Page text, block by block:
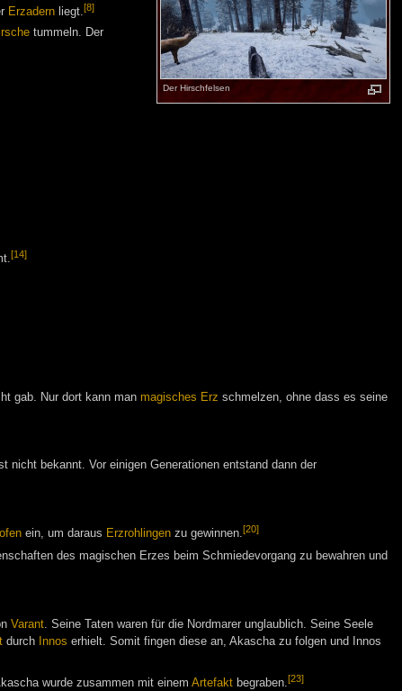
Der Hirschfelsen
Erzadern liegt.[8]
tummeln. Der
[14]
gab. Nur dort kann man magisches Erz schmelzen, ohne dass es seine
nicht bekannt. Vor einigen Generationen entstand dann der
ein, um daraus Erzrohlingenzu gewinnen.[20]
des magischen Erzes beim Schmiedevorgang zu bewahren und
Varant. Seine Taten waren für die Nordmarer unglaublich. Seine Seele
durch Innos erhielt. Somit fingen diese an, Akascha zu folgen und Innos
wurde zusammen mit einem Artefaktbegraben.[23]